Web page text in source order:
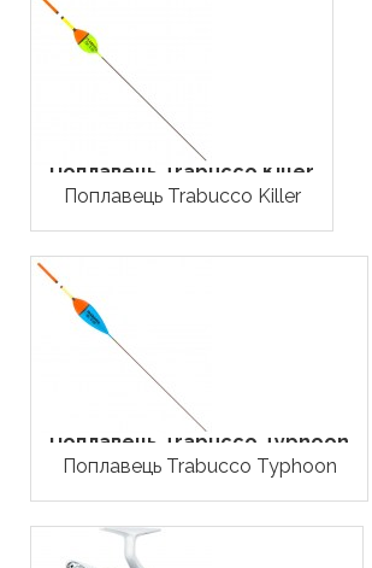
Поплавець Trabucco Killer
Поплавець Trabucco Killer
Поплавець Trabucco Typhoon
Поплавець Trabucco Typhoon